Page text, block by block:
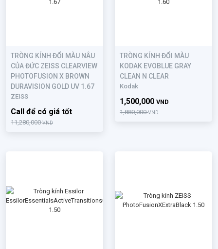
TRÒNG KÍNH ĐỔI MÀU NÂU
CỦA ĐỨC ZEISS CLEARVIEW
PHOTOFUSION X BROWN
DURAVISION GOLD UV 1.67
ZEISS
11,280,000VND
Call để có giá tốt
TRÒNG KÍNH ĐỔI MÀU
KODAK EVOBLUE GRAY
CLEAN N CLEAR
Kodak
1,880,000VND
1,500,000 VND